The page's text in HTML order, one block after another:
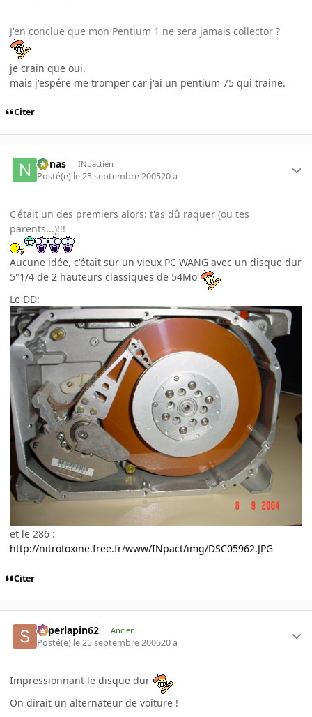
J'en conclue que mon Pentium 1 ne sera jamais collector ?
je crain que oui.
mais j'espére me tromper car j'ai un pentium 75 qui traine.
Citer
nonas INpactien
Posté(e) le 25 septembre 200520 a
C'était un des premiers alors: t'as dû raquer (ou tes
parents...)!!!
Aucune idée, c'était sur un vieux PC WANG avec un disque dur
5"1/4 de 2 hauteurs classiques de 54Mo
Le DD:
et le 286 :
http://nitrotoxine.free.fr/www/INpact/img/DSC05962.JPG
Citer
superlapin62 Ancien
Posté(e) le 25 septembre 200520 a
Impressionnant le disque dur
On dirait un alternateur de voiture !